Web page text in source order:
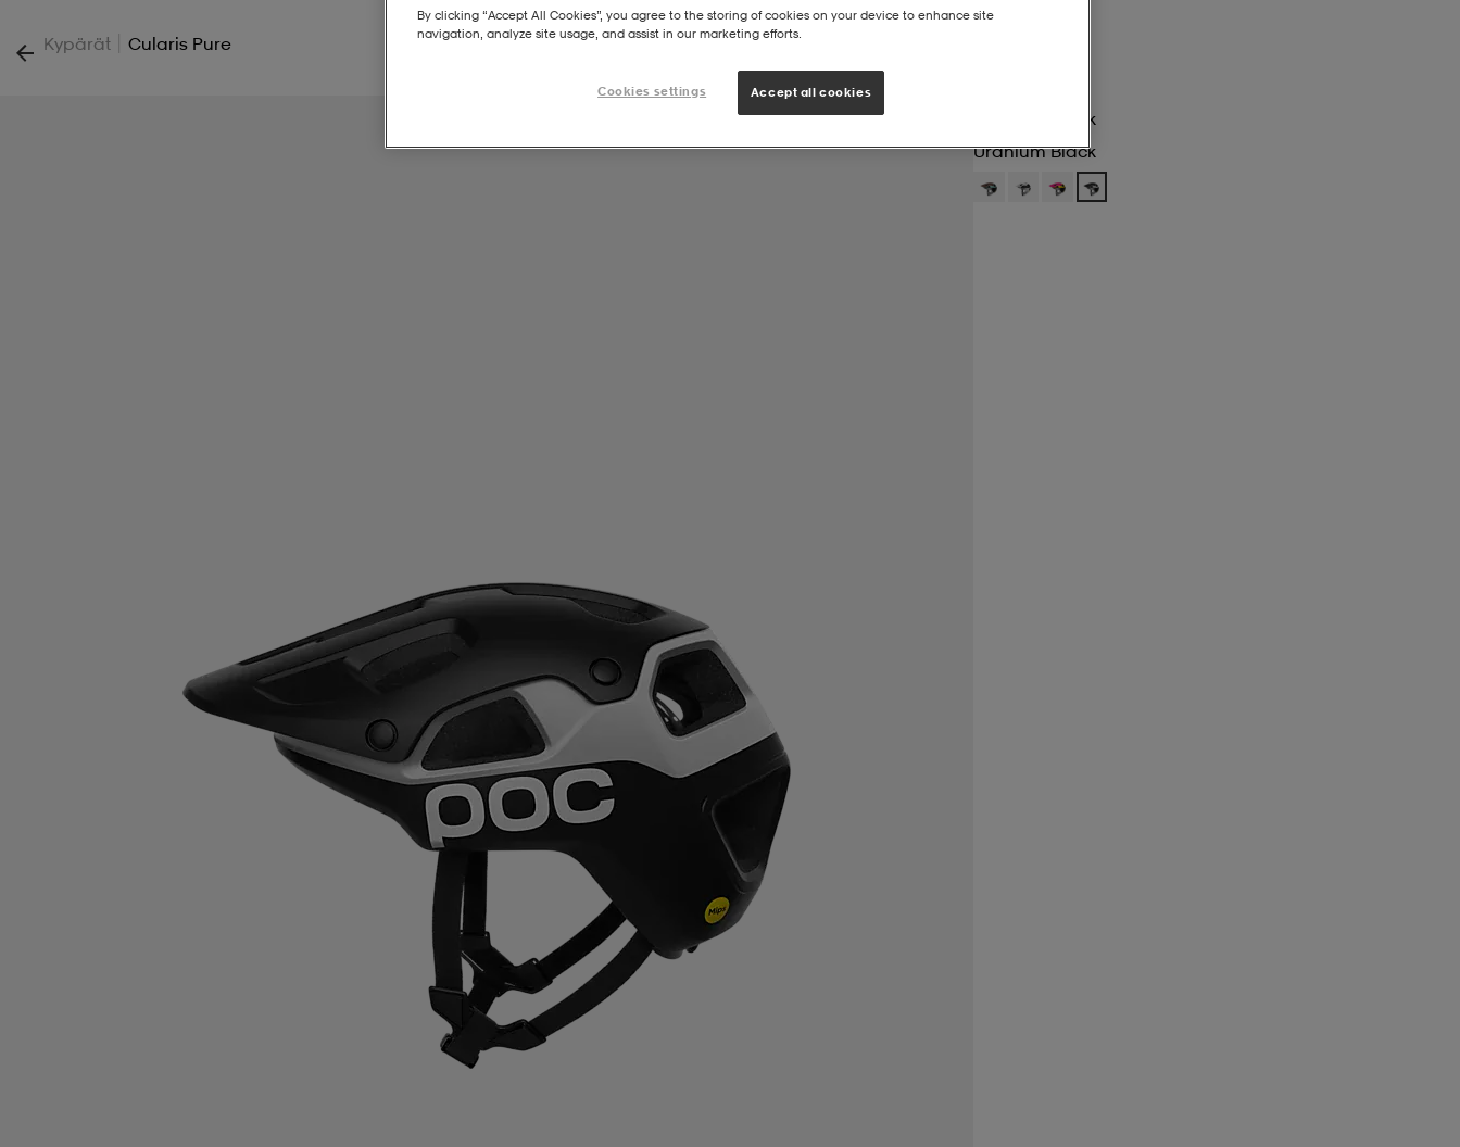
Kypärät | Cularis Pure
Uranium Black
Uranium Black
By clicking “Accept All Cookies”, you agree to the storing of cookies on your device to enhance site
navigation, analyze site usage, and assist in our marketing efforts.
Cookies settings Accept all cookies